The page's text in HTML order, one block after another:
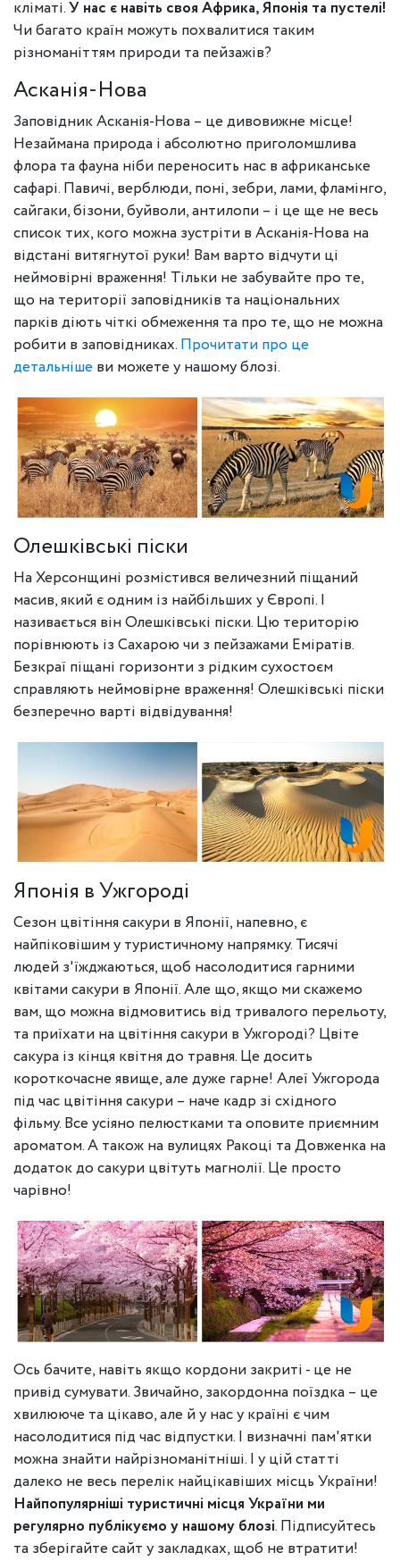
кліматі.У нас є навіть своя Африка, Японія та пустелі!
Чи багато країн можуть похвалитися таким
різноманіттям природи та пейзажів?
Асканія-Нова
Заповідник Асканія-Нова – це дивовижне місце!
Незаймана природа і абсолютно приголомшлива
флора та фауна ніби переносить нас в африканське
сафарі. Павичі, верблюди, поні, зебри, лами, фламінго,
сайгаки, бізони, буйволи, антилопи – і це ще не весь
список тих, кого можна зустріти в Асканія-Нова на
відстані витягнутої руки! Вам варто відчути ці
неймовірні враження! Тільки не забувайте про те,
що на території заповідників та національних
парків діють чіткі обмеження та про те, що не можна
робити в заповідниках. Прочитати про це
детальніше ви можете у нашому блозі.
Олешківські піски
На Херсонщині розмістився величезний піщаний
масив, який є одним із найбільших у Європі. І
називається він Олешківські піски. Цю територію
порівнюють із Сахарою чи з пейзажами Еміратів.
Безкраї піщані горизонти з рідким сухостоєм
справляють неймовірне враження! Олешківські піски
безперечно варті відвідування!
Японія в Ужгороді
Сезон цвітіння сакури в Японії, напевно, є
найпіковішим у туристичному напрямку. Тисячі
людей з'їжджаються, щоб насолодитися гарними
квітами сакури в Японії. Але що, якщо ми скажемо
вам, що можна відмовитись від тривалого перельоту,
та приїхати на цвітіння сакури в Ужгороді? Цвіте
сакура із кінця квітня до травня. Це досить
короткочасне явище, але дуже гарне! Алеї Ужгорода
під час цвітіння сакури – наче кадр зі східного
фільму. Все усіяно пелюстками та оповите приємним
ароматом. А також на вулицях Ракоці та Довженка на
додаток до сакури цвітуть магнолії. Це просто
чарівно!
Ось бачите, навіть якщо кордони закриті - це не
привід сумувати. Звичайно, закордонна поїздка – це
хвилююче та цікаво, але й у нас у країні є чим
насолодитися під час відпустки. І визначні пам'ятки
можна знайти найрізноманітніші. І у цій статті
далеко не весь перелік найцікавіших місць України!
Найпопулярніші туристичні місця України ми
регулярно публікуємо у нашому блозі. Підписуйтесь
та зберігайте сайт у закладках, щоб не втратити!